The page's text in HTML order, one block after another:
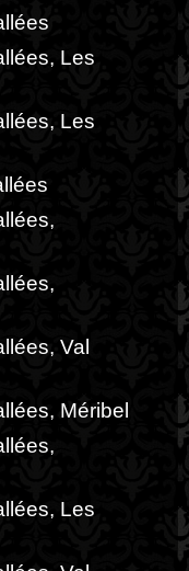
Les
Les
Val
Méribel
Les